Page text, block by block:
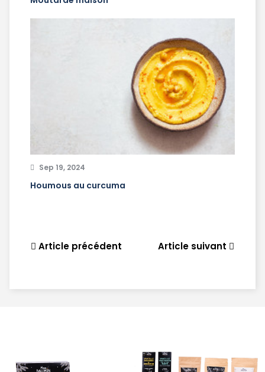
Sep 19, 2024
Houmous au curcuma
Article précédent Article suivant